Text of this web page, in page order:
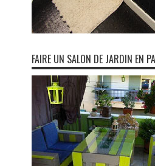
FAIRE UN SALON DE JARDIN EN